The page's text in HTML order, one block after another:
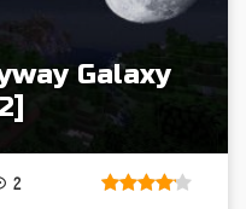
Galaxy
2